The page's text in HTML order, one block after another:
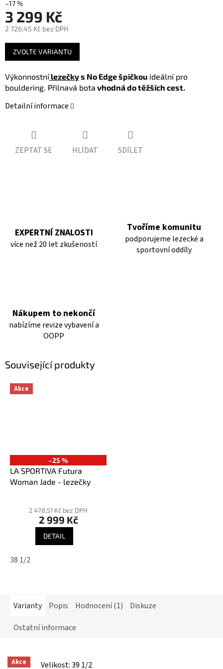
–17 %
3 299 Kč
2 726,45 Kč bez DPH
Měrná
cena:
ZVOLTE VARIANTU
Výkonnostnílezečkys No Edge špičkou ideální pro
bouldering. Přilnavá bota vhodná do těžších cest.
Detailní informace
ZEPTAT SE HLÍDAT SDÍLET
EXPERTNÍ ZNALOSTI
více než 20 let zkušeností
Tvoříme komunitu
podporujeme lezecké a
sportovní oddíly
Nákupem to nekončí
nabízíme revize vybavení a
OOPP
Související produkty
Akce
–25 %
LA SPORTIVA Futura
Woman Jade - lezečky
hodnocení
produktu
5
2 478,51 Kč bez DPH
2 999 Kč
DETAIL
38 1/2
Varianty Popis Hodnocení (1)
Diskuze
Ostatní informace
Akce Velikost: 39 1/2